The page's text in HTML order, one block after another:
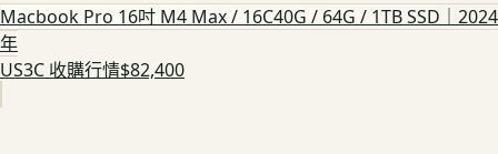
Macbook Pro 16吋 M4 Max / 16C40G / 64G / 1TB SSD｜2024
年
US3C 收購行情$82,400